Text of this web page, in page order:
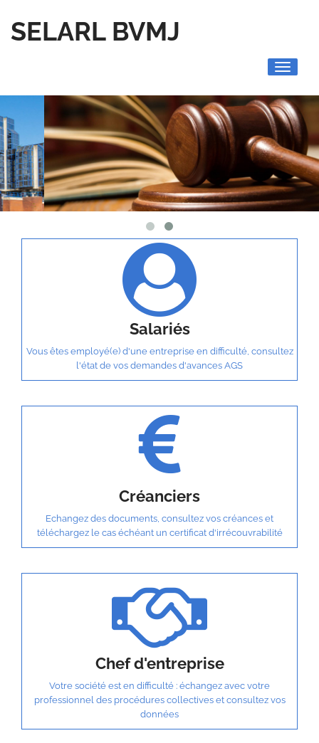
SELARL BVMJ
Toggle
Salariés
Vous êtes employé(e) d'une entreprise en difficulté, consultez
l'état de vos demandes d'avances AGS
Créanciers
Echangez des documents, consultez vos créances et
téléchargez le cas échéant un certificat d'irrécouvrabilité
Chef d'entreprise
Votre société est en difficulté : échangez avec votre
professionnel des procédures collectives et consultez vos
données